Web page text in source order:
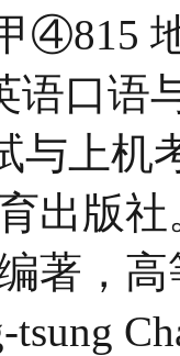
④815
语口语
与上机
出版
著，